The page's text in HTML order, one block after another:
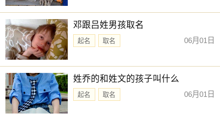
邓跟吕姓男孩取名
起名 取名 06月01日
姓乔的和姓文的孩子叫什么
起名 取名 06月01日